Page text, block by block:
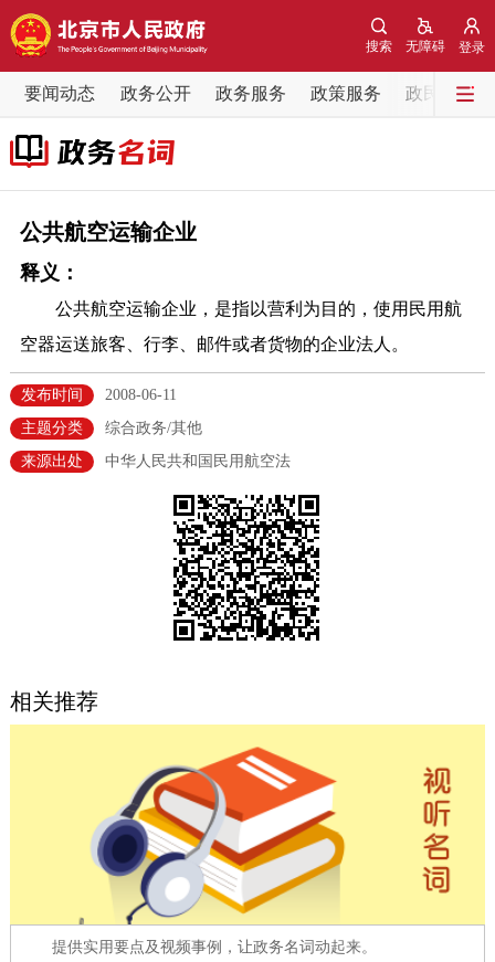
登录
无障碍
搜索
要闻动态 政务公开 政务服务 政策服务 政民互动
要闻动态
党中央精神
各区热点
政务公开
市领导
政策兑现 政策解读
专题公开
法人服务
便民服务
阳光政务
政民互动
12345网上接诉即办 我要咨询 我要建议
参与调查 在线访谈
公共航空运输企业
释义：
公共航空运输企业，是指以营利为目的，使用民用航
空器运送旅客、行李、邮件或者货物的企业法人。
发布时间
2008-06-11
主题分类
综合政务/其他
来源出处
中华人民共和国民用航空法
相关推荐
提供实用要点及视频事例，让政务名词动起来。